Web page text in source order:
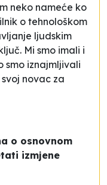
neko nameće ko
o tehnološkom
ljudskim
Mi smo imali i
smo iznajmljivali
novac za
o osnovnom
izmjene